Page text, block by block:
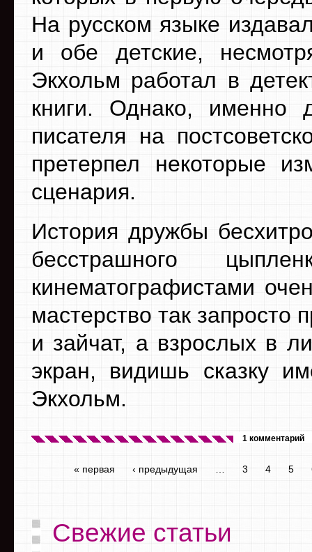
На русском языке
и обе детские,
Экхольм работал в
книги. Однако, именно
писателя на
претерпел некоторые
сценария.
История дружбы
бесстрашного
кинематографистами
мастерство так запросто
и зайчат, а взрослых в
экран, видишь сказку
Экхольм.
1 комментарий
« первая ‹ предыдущая 3 4 5
Свежие статьи